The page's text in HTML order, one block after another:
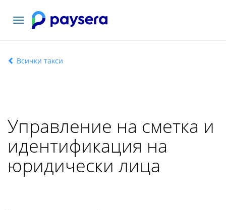
Включване
Всички такси
Управление на сметка и
идентификация на
юридически лица